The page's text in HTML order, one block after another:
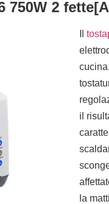
750W 2
il
la